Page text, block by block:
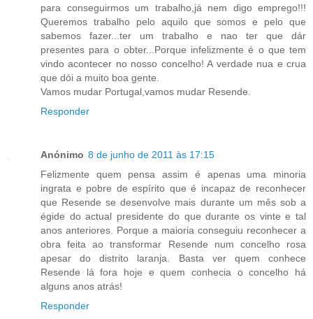
para conseguirmos um trabalho,já nem digo emprego!!!
Queremos trabalho pelo aquilo que somos e pelo que
sabemos fazer...ter um trabalho e nao ter que dár
presentes para o obter...Porque infelizmente é o que tem
vindo acontecer no nosso concelho! A verdade nua e crua
que dói a muito boa gente.
Vamos mudar Portugal,vamos mudar Resende.
Responder
Anónimo 8 de junho de 2011 às 17:15
Felizmente quem pensa assim é apenas uma minoria
ingrata e pobre de espírito que é incapaz de reconhecer
que Resende se desenvolve mais durante um mês sob a
égide do actual presidente do que durante os vinte e tal
anos anteriores. Porque a maioria conseguiu reconhecer a
obra feita ao transformar Resende num concelho rosa
apesar do distrito laranja. Basta ver quem conhece
Resende lá fora hoje e quem conhecia o concelho há
alguns anos atrás!
Responder